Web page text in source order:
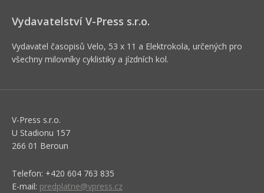
Vydavatelství V-Press s.r.o.
Vydavatel časopisů Velo, 53 x 11 a Elektrokola, určených pro
všechny milovníky cyklistiky a jízdních kol.
V-Press s.r.o.
U Stadionu 157
266 01 Beroun
Telefon: +420 604 763 835
E-mail: predplatne@vpress.cz